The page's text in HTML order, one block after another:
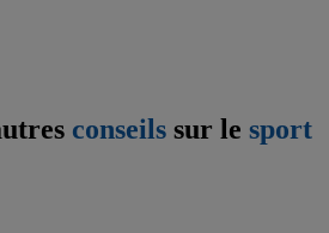
conseils sur le sport